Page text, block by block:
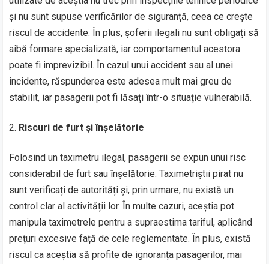
și nu sunt supuse verificărilor de siguranță, ceea ce crește
riscul de accidente. În plus, șoferii ilegali nu sunt obligați să
aibă formare specializată, iar comportamentul acestora
poate fi imprevizibil. În cazul unui accident sau al unei
incidente, răspunderea este adesea mult mai greu de
stabilit, iar pasagerii pot fi lăsați într-o situație vulnerabilă.
Riscuri de furt și înșelătorie
Folosind un taximetru ilegal, pasagerii se expun unui risc
considerabil de furt sau înșelătorie. Taximetriștii pirat nu
sunt verificați de autorități și, prin urmare, nu există un
control clar al activității lor. În multe cazuri, aceștia pot
manipula taximetrele pentru a supraestima tariful, aplicând
prețuri excesive față de cele reglementate. În plus, există
riscul ca aceștia să profite de ignoranța pasagerilor, mai